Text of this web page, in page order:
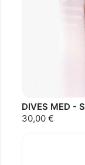
DIVES MED -
30,00 €